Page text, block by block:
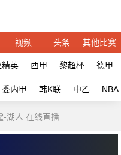
视频 头条 其他比赛
精英 西甲 黎超杯 德甲
委内甲 韩K联 中乙 NBA
-湖人 在线直播